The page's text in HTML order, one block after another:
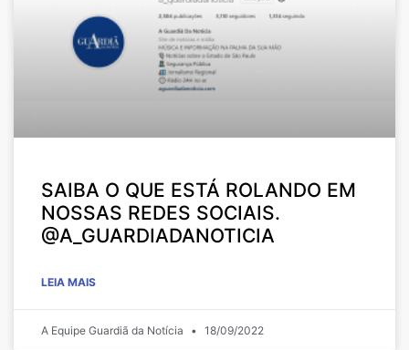
SAIBA O QUE ESTÁ ROLANDO EM
NOSSAS REDES SOCIAIS.
@A_GUARDIADANOTICIA
LEIA MAIS
A Equipe Guardiã da Notícia 18/09/2022